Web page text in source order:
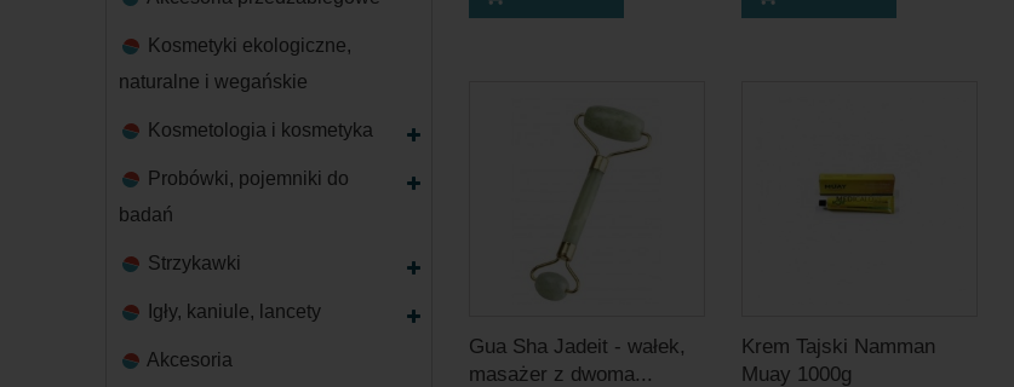
Kosmetyki ekologiczne,
naturalne i wegańskie
Kosmetologia i kosmetyka
Probówki, pojemniki do
badań
Strzykawki
Igły, kaniule, lancety
Akcesoria
Gua Sha Jadeit - wałek,
masażer z dwoma...
Krem Tajski Namman
Muay 1000g